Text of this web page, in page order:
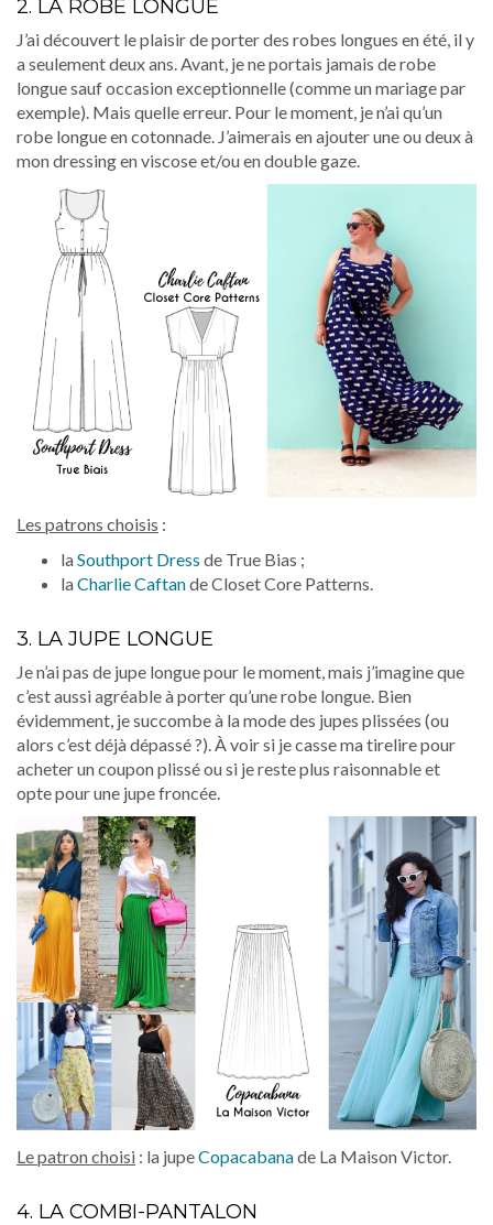
2. LA ROBE LONGUE
J’ai découvert le plaisir de porter des robes longues en été, il y
a seulement deux ans. Avant, je ne portais jamais de robe
longue sauf occasion exceptionnelle (comme un mariage par
exemple). Mais quelle erreur. Pour le moment, je n’ai qu’un
robe longue en cotonnade. J’aimerais en ajouter une ou deux à
mon dressing en viscose et/ou en double gaze.
Les patrons choisis :
laSouthport Dress de True Bias ;
laCharlie Caftande Closet Core Patterns.
3. LA JUPE LONGUE
Je n’ai pas de jupe longue pour le moment, mais j’imagine que
c’est aussi agréable à porter qu’une robe longue. Bien
évidemment, je succombe à la mode des jupes plissées (ou
alors c’est déjà dépassé ?). À voir si je casse ma tirelire pour
acheter un coupon plissé ou si je reste plus raisonnable et
opte pour une jupe froncée.
Le patron choisi : la jupeCopacabanade La Maison Victor.
4. LA COMBI-PANTALON